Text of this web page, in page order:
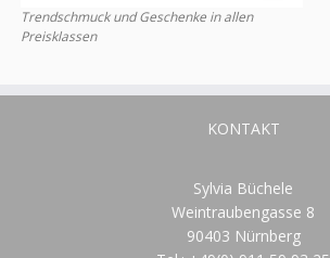
Trendschmuck und Geschenke in allen
Preisklassen
KONTAKT
Sylvia Büchele
Weintraubengasse 8
90403 Nürnberg